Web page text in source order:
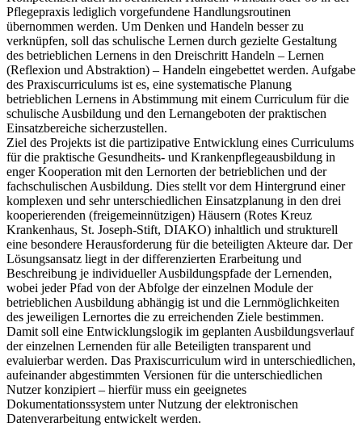
Pflegepraxis lediglich vorgefundene Handlungsroutinen
übernommen werden. Um Denken und Handeln besser zu
verknüpfen, soll das schulische Lernen durch gezielte Gestaltung
des betrieblichen Lernens in den Dreischritt Handeln – Lernen
(Reflexion und Abstraktion) – Handeln eingebettet werden. Aufgabe
des Praxiscurriculums ist es, eine systematische Planung
betrieblichen Lernens in Abstimmung mit einem Curriculum für die
schulische Ausbildung und den Lernangeboten der praktischen
Einsatzbereiche sicherzustellen.
Ziel des Projekts ist die partizipative Entwicklung eines Curriculums
für die praktische Gesundheits- und Krankenpflegeausbildung in
enger Kooperation mit den Lernorten der betrieblichen und der
fachschulischen Ausbildung. Dies stellt vor dem Hintergrund einer
komplexen und sehr unterschiedlichen Einsatzplanung in den drei
kooperierenden (freigemeinnützigen) Häusern (Rotes Kreuz
Krankenhaus, St. Joseph-Stift, DIAKO) inhaltlich und strukturell
eine besondere Herausforderung für die beteiligten Akteure dar. Der
Lösungsansatz liegt in der differenzierten Erarbeitung und
Beschreibung je individueller Ausbildungspfade der Lernenden,
wobei jeder Pfad von der Abfolge der einzelnen Module der
betrieblichen Ausbildung abhängig ist und die Lernmöglichkeiten
des jeweiligen Lernortes die zu erreichenden Ziele bestimmen.
Damit soll eine Entwicklungslogik im geplanten Ausbildungsverlauf
der einzelnen Lernenden für alle Beteiligten transparent und
evaluierbar werden. Das Praxiscurriculum wird in unterschiedlichen,
aufeinander abgestimmten Versionen für die unterschiedlichen
Nutzer konzipiert – hierfür muss ein geeignetes
Dokumentationssystem unter Nutzung der elektronischen
Datenverarbeitung entwickelt werden.